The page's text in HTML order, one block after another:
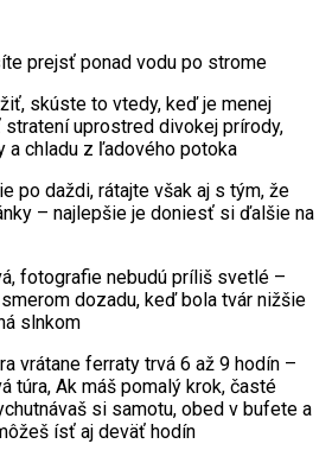
prejsť ponad vodu po strome
skúste to vtedy, keď je menej
uprostred divokej prírody,
a chladu z ľadového potoka
po daždi, rátajte však aj s tým, že
– najlepšie je doniesť si ďalšie na
fotografie nebudú príliš svetlé –
dozadu, keď bola tvár nižšie
slnkom
vrátane ferraty trvá 6 až 9 hodín –
túra, Ak máš pomalý krok, časté
si samotu, obed v bufete a
ísť aj deväť hodín